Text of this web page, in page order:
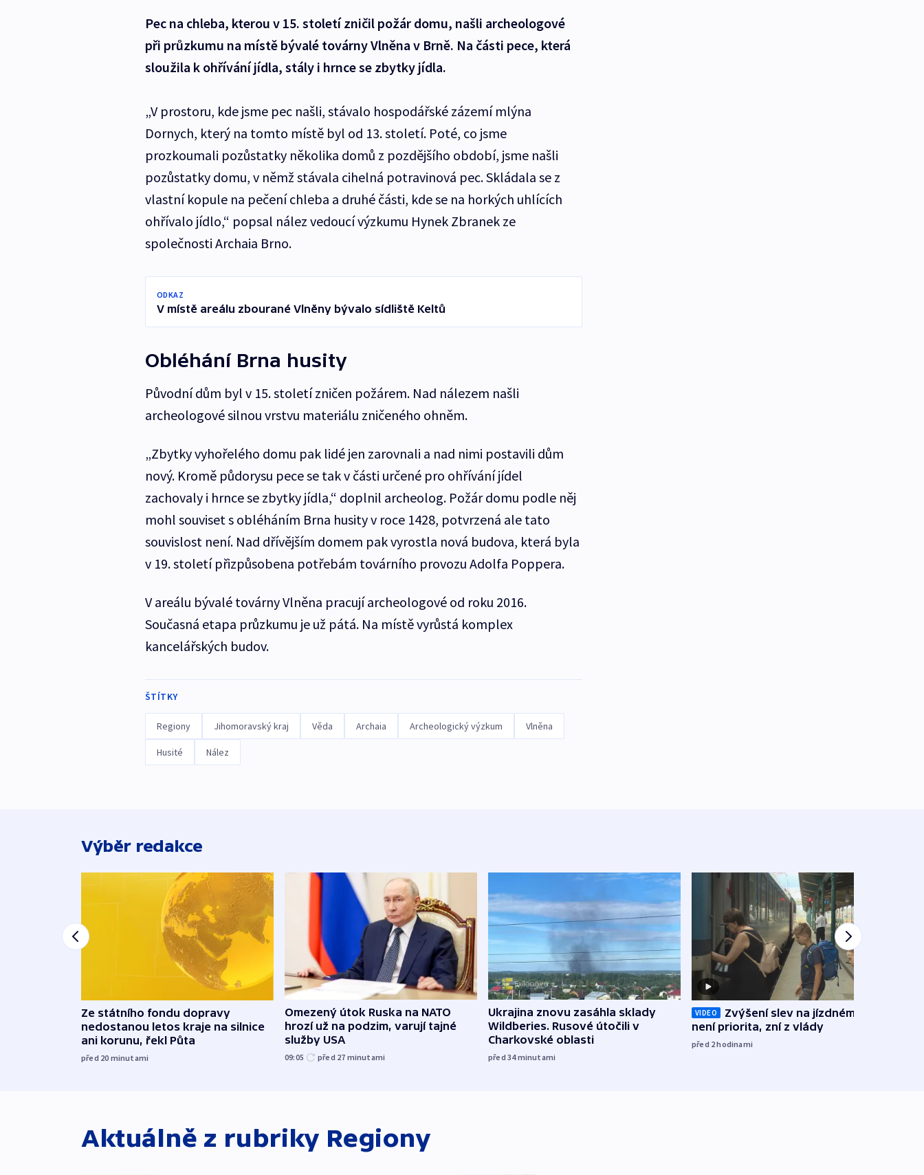
Pec na chleba, kterou v 15. století zničil požár domu, našli archeologové
při průzkumu na místě bývalé továrny Vlněna v Brně. Na části pece, která
sloužila k ohřívání jídla, stály i hrnce se zbytky jídla.
„V prostoru, kde jsme pec našli, stávalo hospodářské zázemí mlýna
Dornych, který na tomto místě byl od 13. století. Poté, co jsme
prozkoumali pozůstatky několika domů z pozdějšího období, jsme našli
pozůstatky domu, v němž stávala cihelná potravinová pec. Skládala se z
vlastní kopule na pečení chleba a druhé části, kde se na horkých uhlících
ohřívalo jídlo,“ popsal nález vedoucí výzkumu Hynek Zbranek ze
společnosti Archaia Brno.
ODKAZ
V místě areálu zbourané Vlněny bývalo sídliště Keltů
Obléhání Brna husity
Původní dům byl v 15. století zničen požárem. Nad nálezem našli
archeologové silnou vrstvu materiálu zničeného ohněm.
„Zbytky vyhořelého domu pak lidé jen zarovnali a nad nimi postavili dům
nový. Kromě půdorysu pece se tak v části určené pro ohřívání jídel
zachovaly i hrnce se zbytky jídla,“ doplnil archeolog. Požár domu podle něj
mohl souviset s obléháním Brna husity v roce 1428, potvrzená ale tato
souvislost není. Nad dřívějším domem pak vyrostla nová budova, která byla
v 19. století přizpůsobena potřebám továrního provozu Adolfa Poppera.
V areálu bývalé továrny Vlněna pracují archeologové od roku 2016.
Současná etapa průzkumu je už pátá. Na místě vyrůstá komplex
kancelářských budov.
ŠTÍTKY
Regiony Jihomoravský kraj Věda Archaia Archeologický výzkum Vlněna
Husité Nález
Výběr redakce
Ze státního fondu dopravy
nedostanou letos kraje na silnice
ani korunu, řekl Půta
před 20 minutami
Omezený útok Ruska na NATO
hrozí už na podzim, varují tajné
služby USA
09:05 před 27 minutami
Ukrajina znovu zasáhla sklady
Wildberies. Rusové útočili v
Charkovské oblasti
před 34minutami
VIDEO
Zvýšení slev na jízdném teď
není priorita, zní z vlády
před 2hodinami
Aktuálně z rubriky Regiony